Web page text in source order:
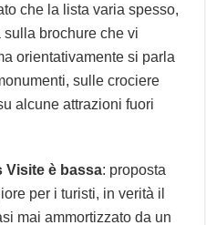
che la lista varia spesso,
brochure che vi
orientativamente si parla
sulle crociere
alcune attrazioni fuori
Visite è bassa: proposta
per i turisti, in verità il
mai ammortizzato da un